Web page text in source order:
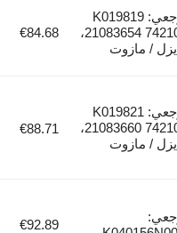
رقم مرجعي: K019819
21083654 7421083654،
/ مازوت
€84.68
رقم مرجعي: K019821
21083660 7421083660،
/ مازوت
€88.71
€92.89